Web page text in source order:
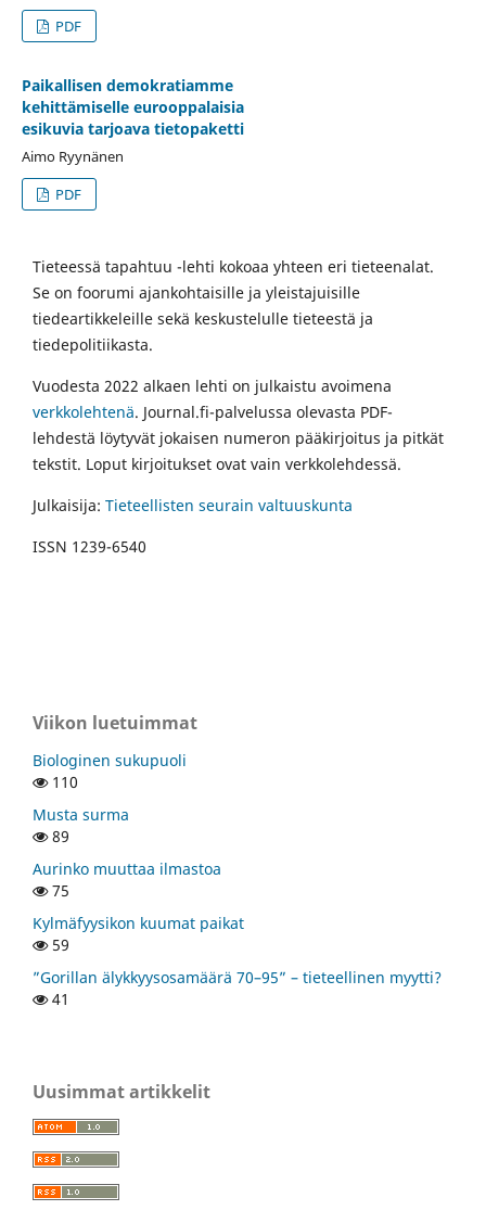
PDF
Paikallisen demokratiamme
kehittämiselle eurooppalaisia
esikuvia tarjoava tietopaketti
Aimo Ryynänen
PDF
Tieteessä tapahtuu -lehti kokoaa yhteen eri tieteenalat.
Se on foorumi ajankohtaisille ja yleistajuisille
tiedeartikkeleille sekä keskustelulle tieteestä ja
tiedepolitiikasta.
Vuodesta 2022 alkaen lehti on julkaistu avoimena
verkkolehtenä. Journal.fi-palvelussa olevasta PDF-
lehdestä löytyvät jokaisen numeron pääkirjoitus ja pitkät
tekstit. Loput kirjoitukset ovat vain verkkolehdessä.
Julkaisija: Tieteellisten seurain valtuuskunta
ISSN 1239-6540
Viikon luetuimmat
Biologinen sukupuoli
110
Musta surma
89
Aurinko muuttaa ilmastoa
75
Kylmäfyysikon kuumat paikat
59
”Gorillan älykkyysosamäärä 70–95” – tieteellinen myytti?
41
Uusimmat artikkelit